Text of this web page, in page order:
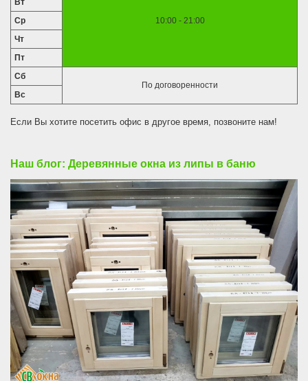
10:00 - 21:00
Вт
Ср
Чт
Пт
Сб
По договоренности
Вс
Если Вы хотите посетить офис в другое время, позвоните нам!
Наш блог: Деревянные окна из липы в баню